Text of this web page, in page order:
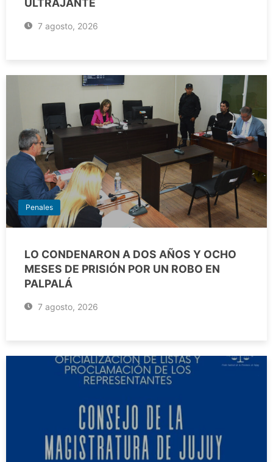
ULTRAJANTE
7 agosto, 2026
Penales
LO CONDENARON A DOS AÑOS Y OCHO
MESES DE PRISIÓN POR UN ROBO EN
PALPALÁ
7 agosto, 2026